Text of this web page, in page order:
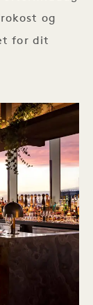
og
for dit